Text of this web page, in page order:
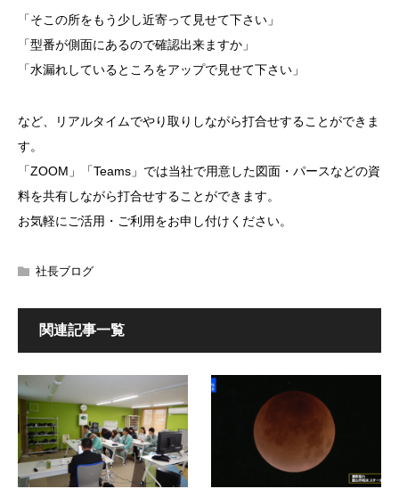
「そこの所をもう少し近寄って見せて下さい」
「型番が側面にあるので確認出来ますか」
「水漏れしているところをアップで見せて下さい」
など、リアルタイムでやり取りしながら打合せすることができま
す。
「ZOOM」「Teams」では当社で用意した図面・パースなどの資
料を共有しながら打合せすることができます。
お気軽にご活用・ご利用をお申し付けください。
社長ブログ
関連記事一覧